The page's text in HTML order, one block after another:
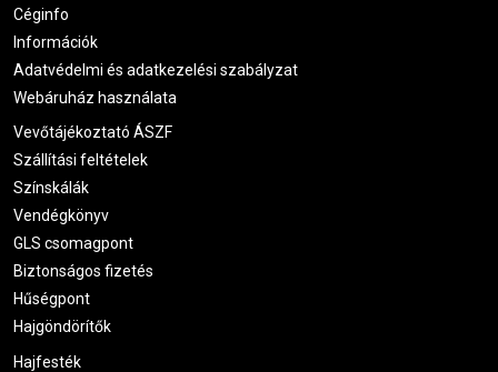
Céginfo
Információk
Adatvédelmi és adatkezelési szabályzat
Webáruház használata
Vevőtájékoztató ÁSZF
Szállítási feltételek
Színskálák
Vendégkönyv
GLS csomagpont
Biztonságos fizetés
Hűségpont
Hajgöndörítők
Hajfesték